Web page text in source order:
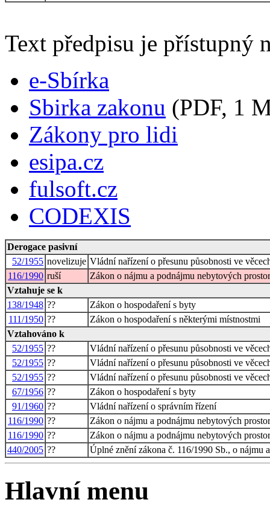
Text předpisu je přístupný
e-Sbírka
Sbirka zakonu (PDF, 1
Zákony pro lidi
esipa.cz
fulsoft.cz
CODEXIS
Derogace pasivní
52/1955 novelizuje Vládní nařízení o přesunu působnosti ve
116/1990 ruší
Zákon o nájmu a podnájmu nebytových prostor
Vztahuje se k
138/1948 ??
Zákon o hospodaření s byty
111/1950 ??
Zákon o hospodaření s některými místnostmi
Vztahováno k
52/1955 ??
Vládní nařízení o přesunu působnosti ve
52/1955 ??
Vládní nařízení o přesunu působnosti ve
52/1955 ??
Vládní nařízení o přesunu působnosti ve
67/1956 ??
Zákon o hospodaření s byty
91/1960 ??
Vládní nařízení o správním řízení
116/1990 ??
Zákon o nájmu a podnájmu nebytových prostor
116/1990 ??
Zákon o nájmu a podnájmu nebytových prostor
440/2005 ?? Úplné znění zákona č. 116/1990 Sb., o nájmu
Hlavní menu